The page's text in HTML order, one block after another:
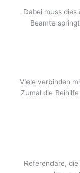
Dabei muss
Beamte
Viele verbinden
Zumal die
Referendare,